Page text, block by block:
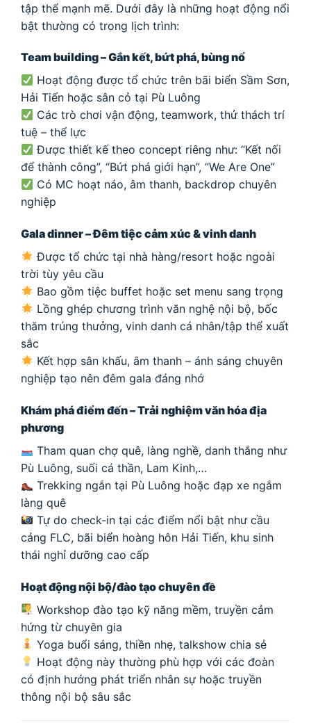
tập thể mạnh mẽ. Dưới đây là những hoạt động nổi
bật thường có trong lịch trình:
Team building – Gắn kết, bứt phá, bùng nổ
Hoạt động được tổ chức trên bãi biển Sầm Sơn,
Hải Tiến hoặc sân cỏ tại Pù Luông
Các trò chơi vận động, teamwork, thử thách trí
tuệ – thể lực
Được thiết kế theo concept riêng như: “Kết nối
để thành công”, “Bứt phá giới hạn”, “We Are One”
Có MC hoạt náo, âm thanh, backdrop chuyên
nghiệp
Gala dinner – Đêm tiệc cảm xúc & vinh danh
Được tổ chức tại nhà hàng/resort hoặc ngoài
trời tùy yêu cầu
Bao gồm tiệc buffet hoặc set menu sang trọng
Lồng ghép chương trình văn nghệ nội bộ, bốc
thăm trúng thưởng, vinh danh cá nhân/tập thể xuất
sắc
Kết hợp sân khấu, âm thanh – ánh sáng chuyên
nghiệp tạo nên đêm gala đáng nhớ
Khám phá điểm đến – Trải nghiệm văn hóa địa
phương
Tham quan chợ quê, làng nghề, danh thắng như
Pù Luông, suối cá thần, Lam Kinh,…
Trekking ngắn tại Pù Luông hoặc đạp xe ngắm
làng quê
Tự do check-in tại các điểm nổi bật như cầu
cảng FLC, bãi biển hoàng hôn Hải Tiến, khu sinh
thái nghỉ dưỡng cao cấp
Hoạt động nội bộ/đào tạo chuyên đề
Workshop đào tạo kỹ năng mềm, truyền cảm
hứng từ chuyên gia
Yoga buổi sáng, thiền nhẹ, talkshow chia sẻ
Hoạt động này thường phù hợp với các đoàn
có định hướng phát triển nhân sự hoặc truyền
thông nội bộ sâu sắc